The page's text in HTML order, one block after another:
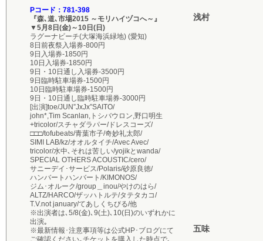
Pコード：781-398
『森､道､市場2015 ～モリハイヅコへ～』
▼5月8日(金)～10日(日)
ラグーナビーチ(大塚海浜緑地) (愛知)
8日前夜祭入場券-800円
9日入場券-1850円
10日入場券-1850円
9日・10日通し入場券-3500円
9日臨時駐車場券-1500円
10日臨時駐車場券-1500円
9日・10日通し臨時駐車場券-3000円
[出演]toe/JUN”JxJx”SAITO/
john*,Tim Scanlan,トシバウロン,野口明生
+tricolor/スチャダラパー/ドレスコーズ/
□□□/tofubeats/青葉市子/奇妙礼太郎/
SIMI LAB/kz/オオルタイチ/Avec Avec/
tricolor/水中､それは苦しい/yojikとwanda/
SPECIAL OTHERS ACOUSTIC/cero/
サニーデイ･サービス/Polaris/砂原良徳/
ハンバートハンバート/KIMONOS/
ジム･オルーク/group＿inou/やけのはら/
ALTZ/HARCO/ザッハトルテ/タテタカコ/
T.V.not january/てあしくちびる/他
※出演者は､5/8(金)､9(土)､10(日)のいずれかに
出演｡
※最新情報･注意事項等は公式HP･ブログにて
ご確認ください｡チケットを購入した時点で､
浅村
五味